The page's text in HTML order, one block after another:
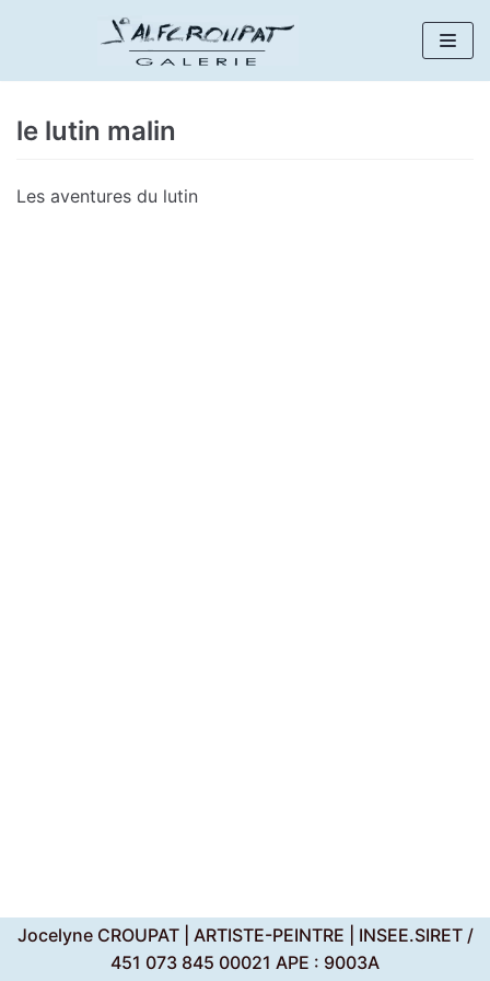
contenu
le lutin malin
Les aventures du lutin
Jocelyne CROUPAT | ARTISTE-PEINTRE | INSEE.SIRET /
451 073 845 00021 APE : 9003A